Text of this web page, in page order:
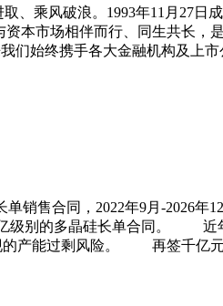
乘风破浪。1993年11月27日
本市场相伴而行、同生共长，
们始终携手各大金融机构及上
售合同，2022年9月-2026年
别的多晶硅长单合同。 近年
的产能过剩风险。 再签千亿